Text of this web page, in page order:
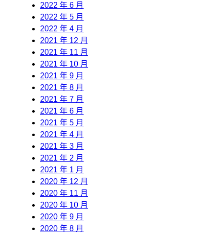
2022 年 6 月
2022 年 5 月
2022 年 4 月
2021 年 12 月
2021 年 11 月
2021 年 10 月
2021 年 9 月
2021 年 8 月
2021 年 7 月
2021 年 6 月
2021 年 5 月
2021 年 4 月
2021 年 3 月
2021 年 2 月
2021 年 1 月
2020 年 12 月
2020 年 11 月
2020 年 10 月
2020 年 9 月
2020 年 8 月